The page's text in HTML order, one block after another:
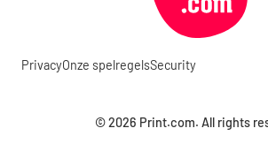
© 2026 Print.com. All rights
PrivacyOnze spelregelsSecurity